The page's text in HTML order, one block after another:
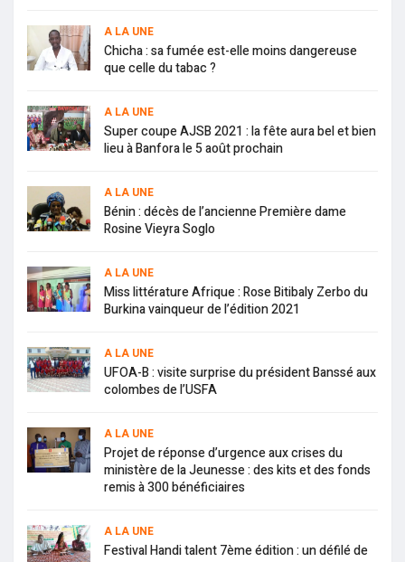
A LA UNE
Chicha : sa fumée est-elle moins dangereuse
que celle du tabac ?
A LA UNE
Super coupe AJSB 2021 : la fête aura bel et bien
lieu à Banfora le 5 août prochain
A LA UNE
Bénin : décès de l’ancienne Première dame
Rosine Vieyra Soglo
A LA UNE
Miss littérature Afrique : Rose Bitibaly Zerbo du
Burkina vainqueur de l’édition 2021
A LA UNE
UFOA-B : visite surprise du président Banssé aux
colombes de l’USFA
A LA UNE
Projet de réponse d’urgence aux crises du
ministère de la Jeunesse : des kits et des fonds
remis à 300 bénéficiaires
A LA UNE
Festival Handi talent 7ème édition : un défilé de